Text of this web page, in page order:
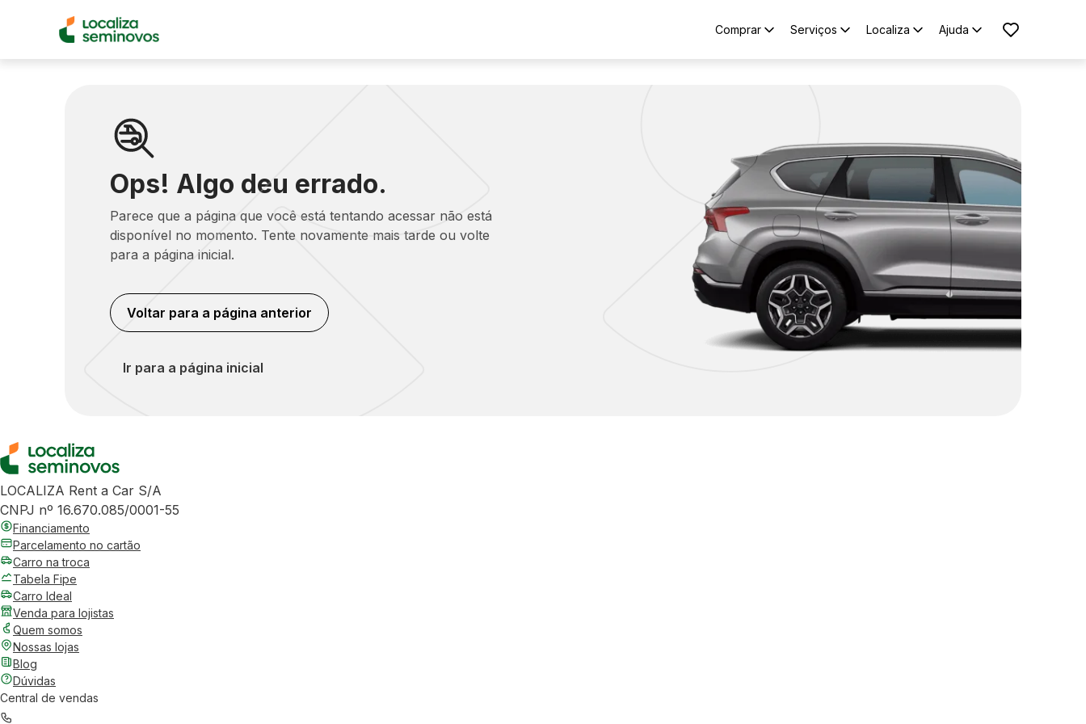
Comprar Serviços Localiza Ajuda
Ops! Algo deu errado.
Parece que a página que você está tentando acessar não está
disponível no momento. Tente novamente mais tarde ou volte
para a página inicial.
Voltar para a página anterior
Ir para a página inicial
LOCALIZA Rent a Car S/A
CNPJ nº 16.670.085/0001-55
Financiamento
Parcelamento no cartão
Carro na troca
Tabela Fipe
Carro Ideal
Venda para lojistas
Quem somos
Nossas lojas
Blog
Dúvidas
Central de vendas